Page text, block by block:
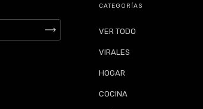
CATEGORÍAS
VER TODO
VIRALES
HOGAR
COCINA